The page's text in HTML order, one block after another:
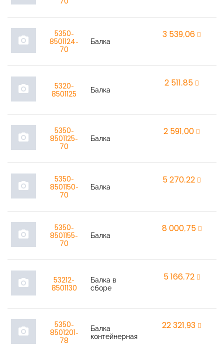
photo_camera
5350-
8501124-
70
Балка
3 539,06
photo_camera
5320-
8501125
Балка
2 511,85
photo_camera
5350-
8501125-
70
Балка
2 591,00
photo_camera
5350-
8501150-
70
Балка
5 270,22
photo_camera
5350-
8501155-
70
Балка
8 000,75
photo_camera
53212-
8501130
Балка в
сборе
5 166,72
photo_camera
5350-
8501201-
78
Балка
контейнерная
22 321,93